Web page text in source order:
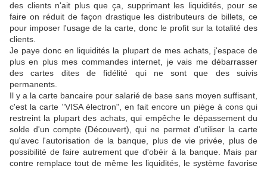
des clients n'ait plus que ça, supprimant les liquidités, pour se
faire on réduit de façon drastique les distributeurs de billets, ce
pour imposer l'usage de la carte, donc le profit sur la totalité des
clients.
Je paye donc en liquidités la plupart de mes achats, j'espace de
plus en plus mes commandes internet, je vais me débarrasser
des cartes dites de fidélité qui ne sont que des suivis
permanents.
Il y a la carte bancaire pour salarié de base sans moyen suffisant,
c'est la carte "VISA électron", en fait encore un piège à cons qui
restreint la plupart des achats, qui empêche le dépassement du
solde d'un compte (Découvert), qui ne permet d'utiliser la carte
qu'avec l'autorisation de la banque, plus de vie privée, plus de
possibilité de faire autrement que d'obéir à la banque. Mais par
contre remplace tout de même les liquidités, le système favorise